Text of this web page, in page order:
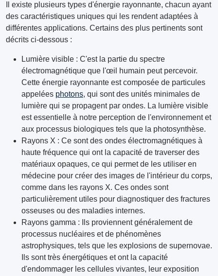
Il existe plusieurs types d'énergie rayonnante, chacun ayant
des caractéristiques uniques qui les rendent adaptées à
différentes applications. Certains des plus pertinents sont
décrits ci-dessous :
Lumière visible : C'est la partie du spectre
électromagnétique que l'œil humain peut percevoir.
Cette énergie rayonnante est composée de particules
appelées photons, qui sont des unités minimales de
lumière qui se propagent par ondes. La lumière visible
est essentielle à notre perception de l'environnement et
aux processus biologiques tels que la photosynthèse.
Rayons X : Ce sont des ondes électromagnétiques à
haute fréquence qui ont la capacité de traverser des
matériaux opaques, ce qui permet de les utiliser en
médecine pour créer des images de l'intérieur du corps,
comme dans les rayons X. Ces ondes sont
particulièrement utiles pour diagnostiquer des fractures
osseuses ou des maladies internes.
Rayons gamma : Ils proviennent généralement de
processus nucléaires et de phénomènes
astrophysiques, tels que les explosions de supernovae.
Ils sont très énergétiques et ont la capacité
d'endommager les cellules vivantes, leur exposition